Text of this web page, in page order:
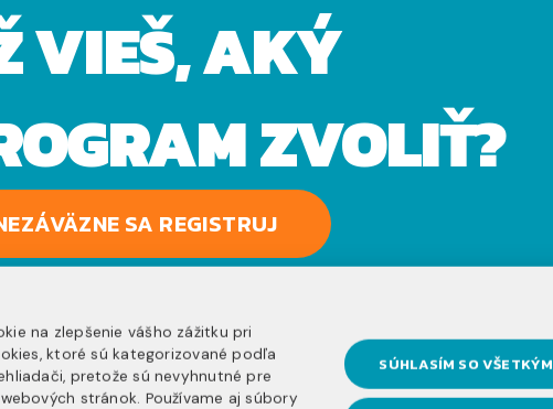
VIEŠ, AKÝ
ZVOLIŤ?
SA REGISTRUJ
na zlepšenie vášho zážitku pri
ktoré sú kategorizované podľa
pretože sú nevyhnutné pre
stránok. Používame aj súbory
SÚHLASÍM SO VŠETKÝM